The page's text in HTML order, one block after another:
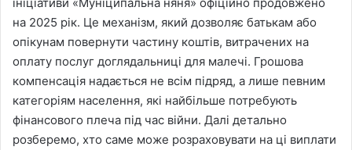
на 2025 рік. Це механізм, який дозволяє батькам або
опікунам повернути частину коштів, витрачених на
оплату послуг доглядальниці для малечі. Грошова
компенсація надається не всім підряд, а лише певним
категоріям населення, які найбільше потребують
фінансового плеча під час війни. Далі детально
розберемо, хто саме може розраховувати на ці виплати